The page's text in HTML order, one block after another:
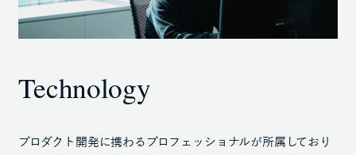
Technology
プロダクト開発に携わるプロフェッショナルが所属しており